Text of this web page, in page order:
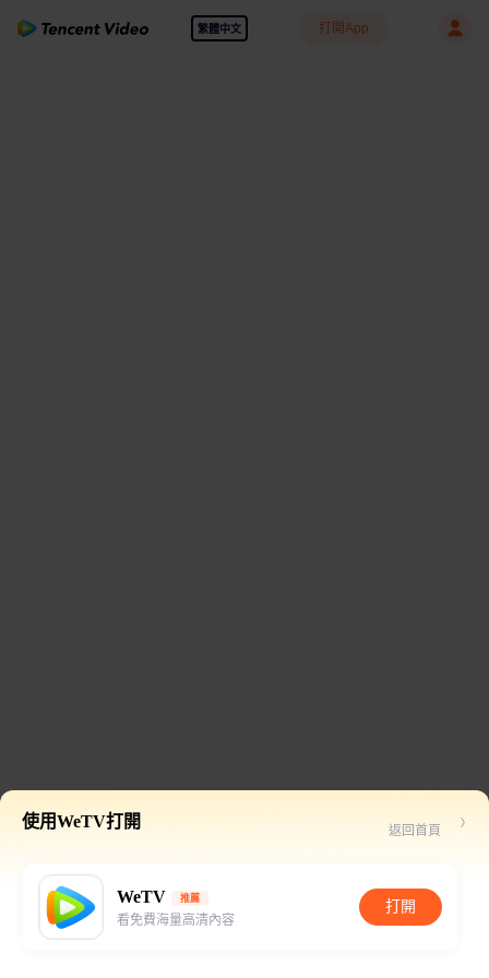
繁體中文 打開App
使用WeTV打開 返回首頁
WeTV 推薦
看免費海量高清內容
打開